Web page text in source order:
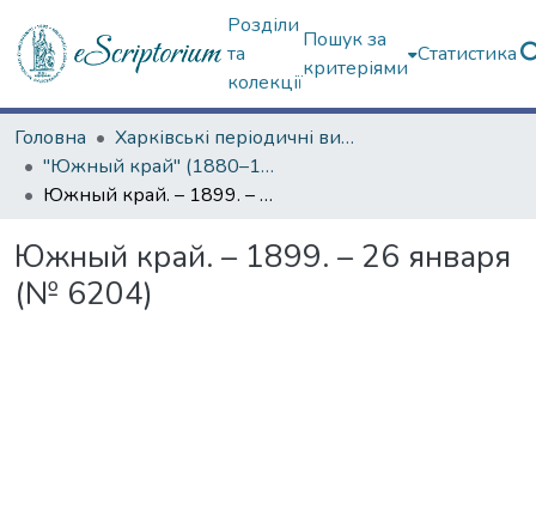
Розділи
та
колекції
Пошук за
критеріями
Статистика
Головна
Харківські періодичні видання
"Южный край" (1880–1919 гг.)
Южный край. – 1899. – 26 января (№ 6204)
Южный край. – 1899. – 26 января
(№ 6204)